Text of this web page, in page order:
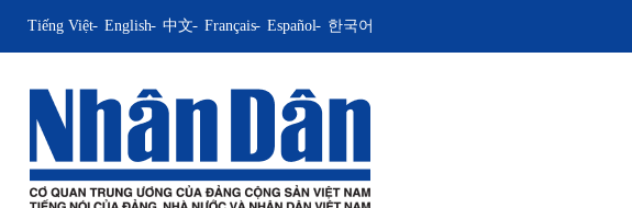
Tiếng Việt English 中文 Français Español 한국어